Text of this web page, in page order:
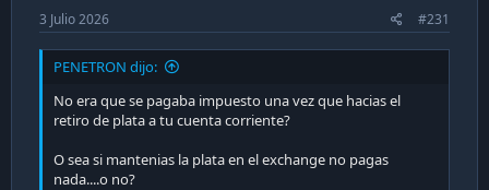
3 Julio 2026 #231
PENETRON dijo:
No era que se pagaba impuesto una vez que hacias el
retiro de plata a tu cuenta corriente?
O sea si mantenias la plata en el exchange no pagas
nada....o no?